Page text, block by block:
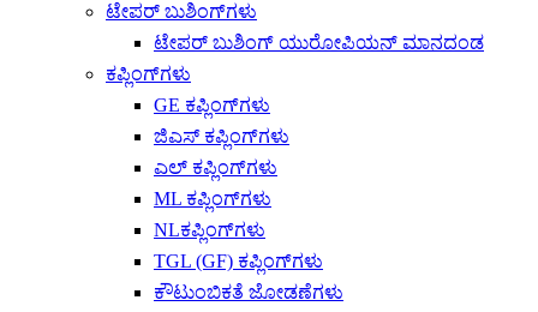
ಟೇಪರ್ ಬುಶಿಂಗ್‌ಗಳು
ಟೇಪರ್ ಬುಶಿಂಗ್ ಯುರೋಪಿಯನ್ ಮಾನದಂಡ
ಕಪ್ಲಿಂಗ್‌ಗಳು
GE ಕಪ್ಲಿಂಗ್‌ಗಳು
ಜಿಎಸ್ ಕಪ್ಲಿಂಗ್‌ಗಳು
ಎಲ್ ಕಪ್ಲಿಂಗ್‌ಗಳು
ML ಕಪ್ಲಿಂಗ್‌ಗಳು
NLಕಪ್ಲಿಂಗ್‌ಗಳು
TGL (GF) ಕಪ್ಲಿಂಗ್‌ಗಳು
ಕೌಟುಂಬಿಕತೆ ಜೋಡಣೆಗಳು